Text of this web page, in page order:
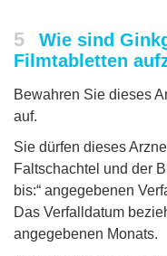
5
Wie sind
Filmtabletten
Bewahren Sie dieses
auf.
Sie dürfen dieses
Faltschachtel und der
bis:“ angegebenen
Das Verfalldatum
angegebenen Monats.